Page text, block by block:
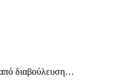
από διαβούλευση…